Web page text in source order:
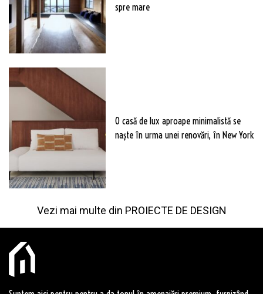
spre mare
O casă de lux aproape minimalistă se
naște în urma unei renovări, în New York
Vezi mai multe din PROIECTE DE DESIGN